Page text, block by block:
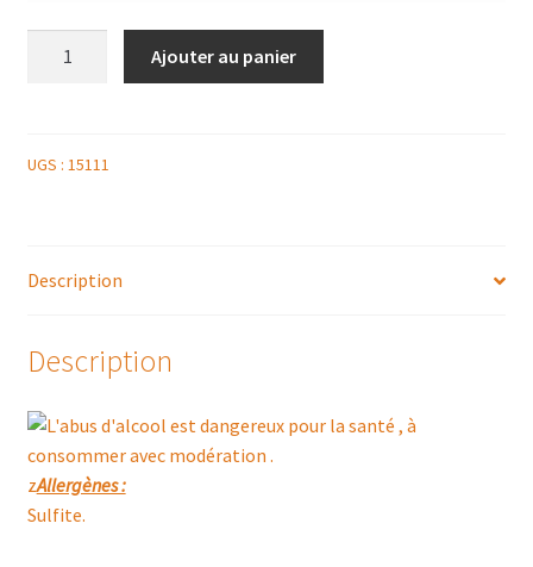
ROUGE
CLOCHER
Ajouter au panier
UGS : 15111
Description
Description
zAllergènes :
Sulfite.